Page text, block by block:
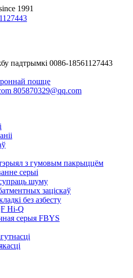
1991
падтрымкі 0086-18561127443
пошце
805870329@qq.com
з гумовым пакрыццём
серыі
шуму
заціскаў
без азбесту
Hi-Q
серыя FBYS